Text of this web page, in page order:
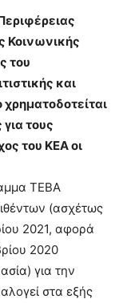
Κοινωνικής
του
και
τους
του ΚΕΑ οι
ΤΕΒΑ
(ασχέτως
2021, αφορά
2020
για την
στα εξής